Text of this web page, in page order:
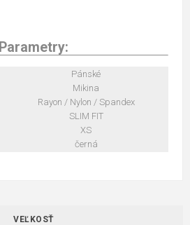
Parametry:
Pánské
Mikina
Rayon / Nylon / Spandex
SLIM FIT
XS
černá
VEĽKOSŤ